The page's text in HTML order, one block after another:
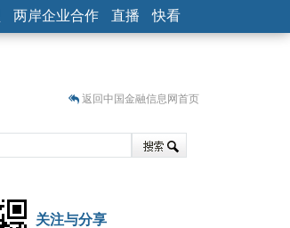
两岸企业合作 直播 快看
返回中国金融信息网首页
关注与分享